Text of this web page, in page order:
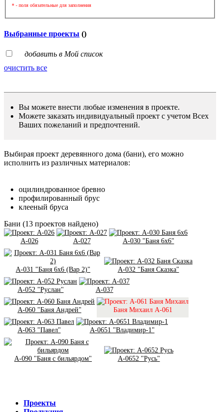
* - поля обязательные для заполнения
Выбранные проекты ()
добавить в Мой список
очистить все
Вы можете внести любые изменения в проекте.
Можете заказать индивидуальный проект с учетом Всех
Ваших пожеланий и предпочтений.
Выбирая проект деревянного дома (бани), его можно
исполнить из различных материалов:
оцилиндрованное бревно
профилированный брус
клееный бруса
Бани (13 проектов найдено)
A-026 A-027 A-030 "Баня 6х6"
A-031 "Баня 6х6 (Вар 2)" A-032 "Баня Сказка"
A-052 "Руслан" A-037
A-060 "Баня Андрей" Баня Михаил A-061
A-063 "Павел" A-0651 "Владимир-1"
A-090 "Баня с бильярдом" A-0652 "Русь"
Проекты